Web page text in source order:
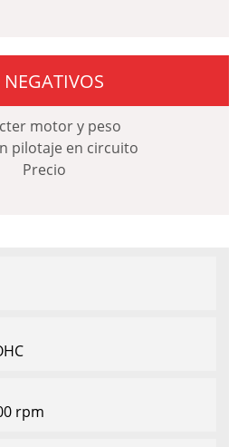
motor y peso
pilotaje en circuito
Precio
rpm